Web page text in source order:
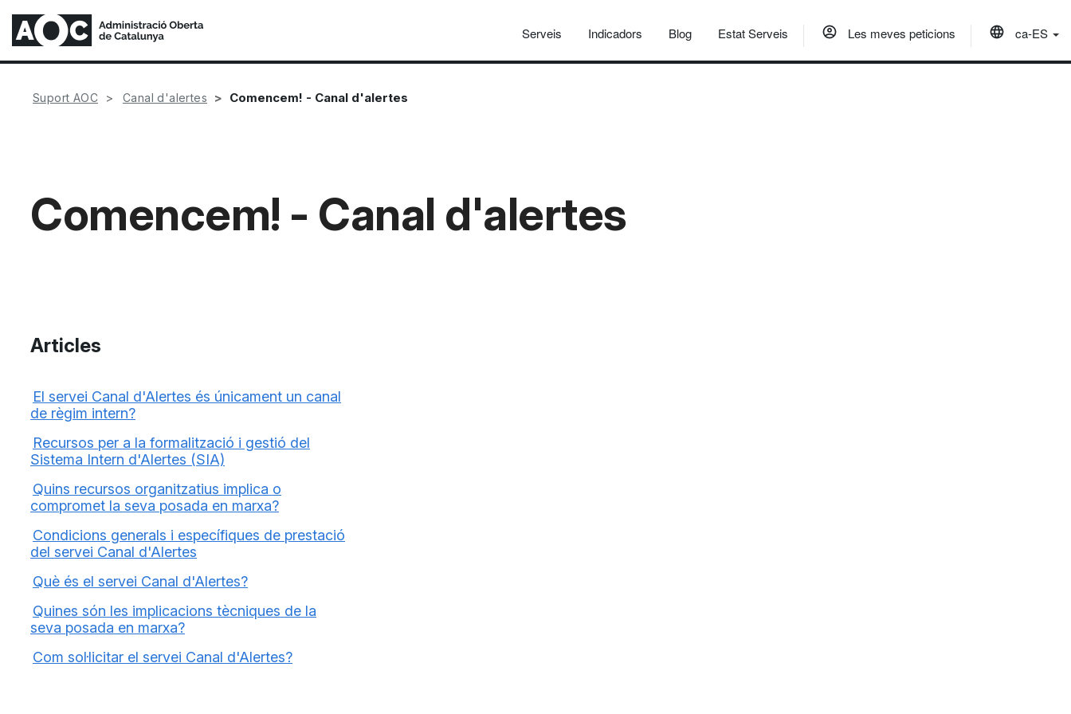
Serveis Indicadors Blog Estat Serveis Les meves peticions ca-ES
Suport AOC Canal d'alertes Comencem! - Canal d'alertes
Comencem! - Canal d'alertes
Articles
El servei Canal d'Alertes és únicament un canal
de règim intern?
Recursos per a la formalització i gestió del
Sistema Intern d'Alertes (SIA)
Quins recursos organitzatius implica o
compromet la seva posada en marxa?
Condicions generals i específiques de prestació
del servei Canal d'Alertes
Què és el servei Canal d'Alertes?
Quines són les implicacions tècniques de la
seva posada en marxa?
Com sol·licitar el servei Canal d'Alertes?